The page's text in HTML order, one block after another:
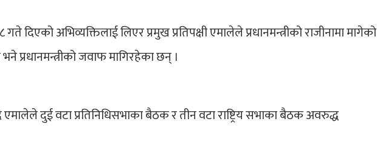
गते दिएको अभिव्यक्तिलाई लिएर प्रमुख प्रतिपक्षी एमालेले प्रधानमन्त्रीको राजीनामा मागेको
प्रधानमन्त्रीको जवाफ मागिरहेका छन् ।
एमालेले दुई वटा प्रतिनिधिसभाका बैठक र तीन वटा राष्ट्रिय सभाका बैठक अवरुद्ध